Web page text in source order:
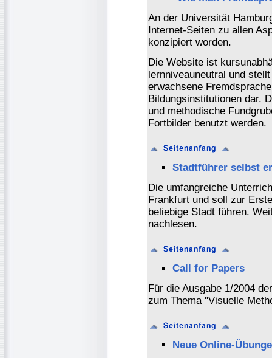
An der Universität
Internet-Seiten zu allen
konzipiert worden.
Die Website ist
lernniveauneutral und
erwachsene
Bildungsinstitutionen dar.
und methodische
Fortbilder benutzt werden.
Stadtführer selbst
Die umfangreiche
Frankfurt und soll zur
beliebige Stadt führen.
nachlesen.
Call for Papers
Für die Ausgabe 1/2004
zum Thema "Visuelle
Neue Online-